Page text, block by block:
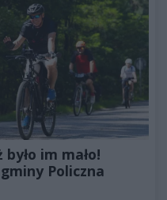
im mało!
Policzna